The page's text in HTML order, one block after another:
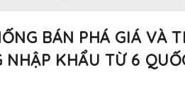
BÁN PHÁ GIÁ VÀ
KHẨU TỪ 6